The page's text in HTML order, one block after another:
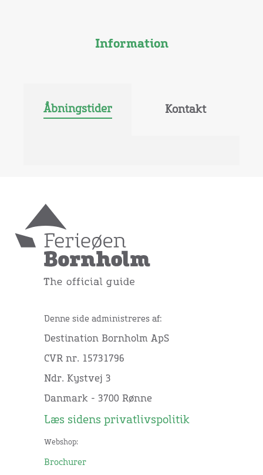
Information
Åbningstider Kontakt
Denne side administreres af:
Destination Bornholm ApS
CVR nr. 15731796
Ndr. Kystvej 3
Danmark - 3700 Rønne
Læs sidens privatlivspolitik
Webshop:
Brochurer